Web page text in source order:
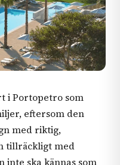
i Portopetro som
eftersom den
med riktig,
tillräckligt med
ska kännas som